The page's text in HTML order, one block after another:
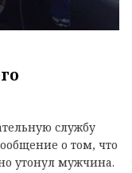
службу
о том, что
утонул мужчина.